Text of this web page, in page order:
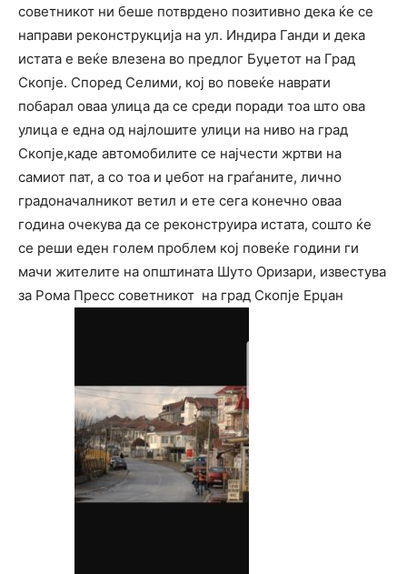
советникот ни беше потврдено позитивно дека ќе се
направи реконструкција на ул. Индира Ганди и дека
истата е веќе влезена во предлог Буџетот на Град
Скопје. Според Селими, кој во повеќе наврати
побарал оваа улица да се среди поради тоа што ова
улица е една од најлошите улици на ниво на град
Скопје,каде автомобилите се најчести жртви на
самиот пат, а со тоа и џебот на граѓаните, лично
градоначалникот ветил и ете сега конечно оваа
година очекува да се реконструира истата, сошто ќе
се реши еден голем проблем кој повеќе години ги
мачи жителите на општината Шуто Оризари, известува
за Рома Пресс советникот на град Скопје Ерџан